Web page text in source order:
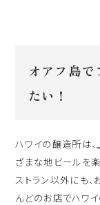
オアフ島
たい！
ハワイの醸造所は
ざまな地ビールを
ストラン以外にも
んどのお店でハワ